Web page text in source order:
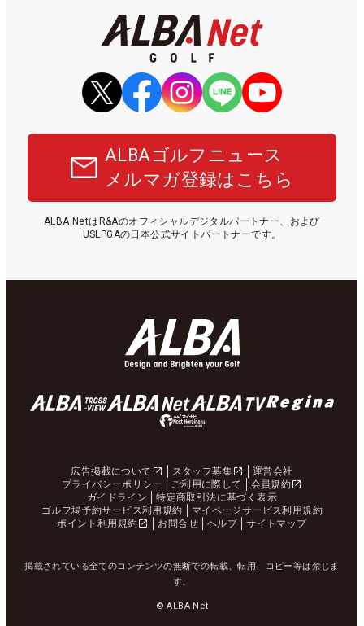
ALBAゴルフニュース
メルマガ登録はこちら
ALBA NetはR&Aのオフィシャルデジタルパートナー、および
USLPGAの日本公式サイトパートナーです。
広告掲載について スタッフ募集
運営会社
プライバシーポリシー
ご利用に際して
会員規約
ガイドライン
特定商取引法に基づく表示
ゴルフ場予約サービス利用規約
マイページサービス利用規約
ポイント利用規約
お問合せ ヘルプ サイトマップ
掲載されている全てのコンテンツの無断での転載、転用、コピー等は禁じま
す。
© ALBA Net